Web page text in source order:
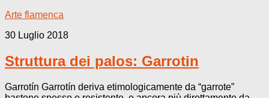
Arte flamenca
30 Luglio 2018
Struttura dei palos: Garrotin
Garrotín Garrotín deriva etimologicamente da “garrote”